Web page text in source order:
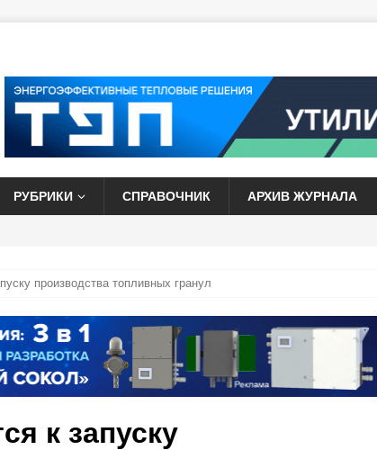
РУБРИКИ СПРАВОЧНИК АРХИВ ЖУРНАЛА
производства топливных гранул
к запуску